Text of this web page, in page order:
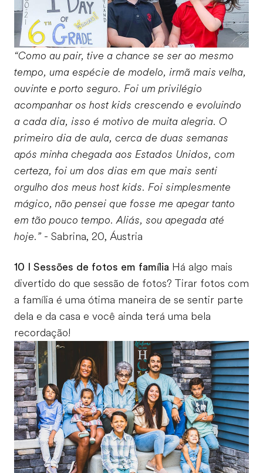
“Como au pair, tive a chance se ser ao mesmo
tempo, uma espécie de modelo, irmã mais velha,
ouvinte e porto seguro. Foi um privilégio
acompanhar os host kids crescendo e evoluindo
a cada dia, isso é motivo de muita alegria. O
primeiro dia de aula, cerca de duas semanas
após minha chegada aos Estados Unidos, com
certeza, foi um dos dias em que mais senti
orgulho dos meus host kids. Foi simplesmente
mágico, não pensei que fosse me apegar tanto
em tão pouco tempo. Aliás, sou apegada até
hoje.”- Sabrina, 20, Áustria
10 I Sessões de fotos em família Há algo mais
divertido do que sessão de fotos? Tirar fotos com
a família é uma ótima maneira de se sentir parte
dela e da casa e você ainda terá uma bela
recordação!